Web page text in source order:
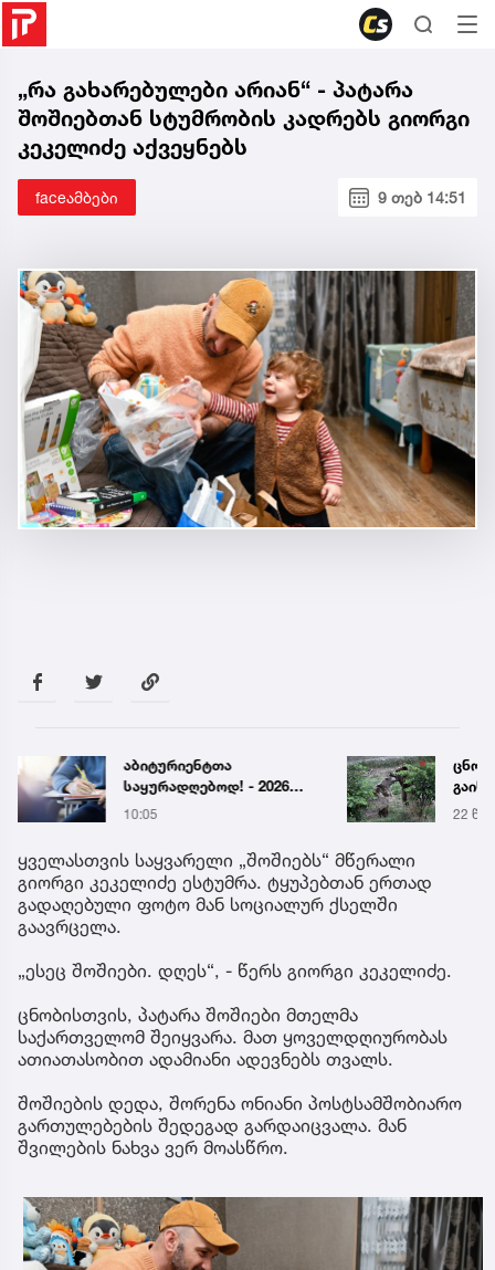
„რა გახარებულები არიან“ - პატარა
შოშიებთან სტუმრობის კადრებს გიორგი
კეკელიძე აქვეყნებს
faceამბები 9 თებ 14:51
აბიტურიენტთა
საყურადღებოდ! - 2026
წლის აბიტურიენტის
10:05 22
ყველასთვის საყვარელი „შოშიებს“ მწერალი
გიორგი კეკელიძე ესტუმრა. ტყუპებთან ერთად
გადაღებული ფოტო მან სოციალურ ქსელში
გაავრცელა.
„ესეც შოშიები. დღეს“, - წერს გიორგი კეკელიძე.
ცნობისთვის, პატარა შოშიები მთელმა
საქართველომ შეიყვარა. მათ ყოველდღიურობას
ათიათასობით ადამიანი ადევნებს თვალს.
შოშიების დედა, შორენა ონიანი პოსტსამშობიარო
გართულებების შედეგად გარდაიცვალა. მან
შვილების ნახვა ვერ მოასწრო.